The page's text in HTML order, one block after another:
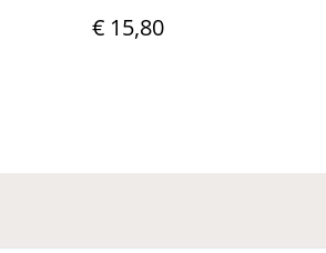
€ 15,80